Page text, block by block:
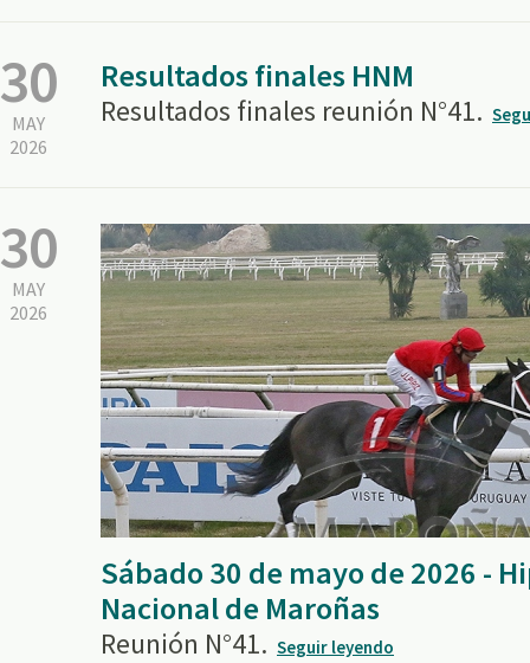
30
MAY
2026
Resultados finales HNM
Resultados finales reunión N°41.
30
MAY
2026
Sábado 30 de mayo de 2026 -
Nacional de Maroñas
Reunión N°41. Seguir leyendo